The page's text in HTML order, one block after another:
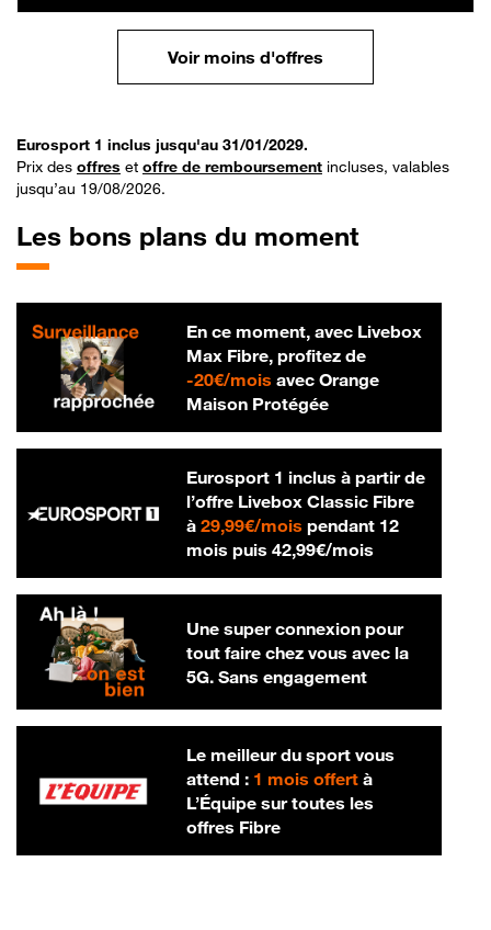
Voir moins d'offres
Eurosport 1 inclus jusqu'au 31/01/2029.
Prix des offres et offre de remboursement incluses, valables
jusqu’au 19/08/2026.
Les bons plans du moment
En ce moment, avec Livebox
Max Fibre, profitez de
-20€/mois20 € par mois
avec Orange
Maison Protégée
Eurosport 1 inclus à partir de
l’offre Livebox Classic Fibre
à 29,99€/mois29,99 € par mois
pendant 12
mois puis 42,99€/mois42,99 € par
Une super connexion pour
tout faire chez vous avec la
5G. Sans engagement
Le meilleur du sport vous
attend : 1 mois offertà
L’Équipe sur toutes les
offres Fibre